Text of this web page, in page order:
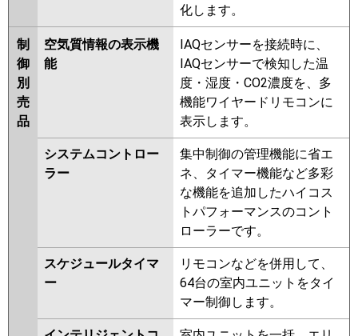
化します。
制
御
別
売
品
空気質情報の表示機
能
IAQセンサーを接続時に、
IAQセンサーで検知した温
度・湿度・CO2濃度を、多
機能ワイヤードリモコンに
表示します。
システムコントロー
ラー
集中制御の管理機能に省エ
ネ、タイマー機能など多彩
な機能を追加したハイコス
トパフォーマンスのコント
ローラーです。
スケジュールタイマ
ー
リモコンなどを併用して、
64台の室内ユニットをタイ
マー制御します。